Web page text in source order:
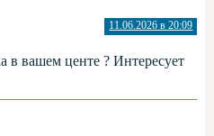
11.06.2026 в 20:09
в вашем центе ? Интересует